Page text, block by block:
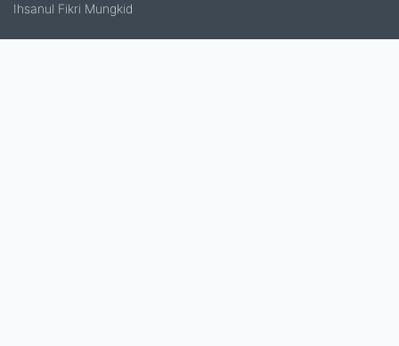
Ihsanul Fikri Mungkid